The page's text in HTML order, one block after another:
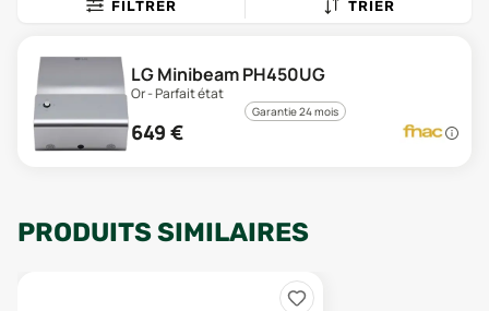
FILTRER TRIER
LG Minibeam PH450UG
Or - Parfait état
Garantie 24 mois
649 €
PRODUITS SIMILAIRES